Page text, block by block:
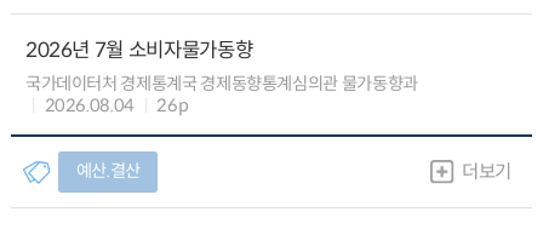
2026년 7월 소비자물가동향
국가데이터처 경제통계국 경제동향통계심의관 물가동향과
2026.08.04
26p
예산.결산 더보기